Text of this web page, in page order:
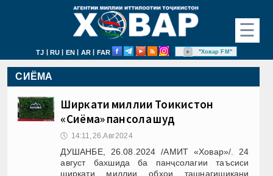
☰
TJ | RU | EN | AR | FAR "Ховар FM"
СИЁМА
Ширкати миллии Тоҷикистон
«Сиёма» панҷсола шуд
🕔 14:11, 26.Авг 2024
ДУШАНБЕ, 26.08.2024 /АМИТ «Ховар»/. 24
август бахшида ба панҷсолагии таъсиси
ширкати миллии обҳои ташнагишикани